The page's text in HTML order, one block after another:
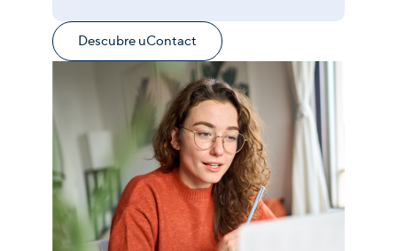
Descubre uContact